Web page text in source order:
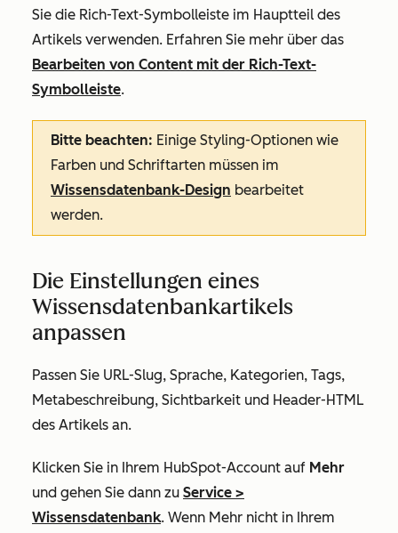
Sie die Rich-Text-Symbolleiste im Hauptteil des
Artikels verwenden. Erfahren Sie mehr über das
Bearbeiten von Content mit der Rich-Text-
Symbolleiste.
Bitte beachten: Einige Styling-Optionen wie
Farben und Schriftarten müssen im
Wissensdatenbank-Design bearbeitet
werden.
Die Einstellungen eines
Wissensdatenbankartikels
anpassen
Passen Sie URL-Slug, Sprache, Kategorien, Tags,
Metabeschreibung, Sichtbarkeit und Header-HTML
des Artikels an.
Klicken Sie in Ihrem HubSpot-Account auf Mehr
und gehen Sie dann zu Service >
Wissensdatenbank. Wenn Mehr nicht in Ihrem